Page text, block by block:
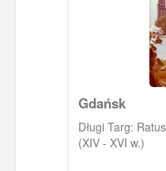
Gdańsk
Długi Targ:
(XIV - XVI w.)